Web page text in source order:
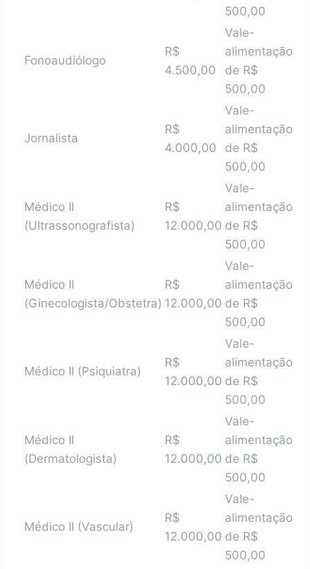
500,00
Fonoaudiólogo
R$
4.500,00
Vale-
alimentação
de R$
500,00
Jornalista
R$
4.000,00
Vale-
alimentação
de R$
500,00
Médico II
(Ultrassonografista)
R$
12.000,00
Vale-
alimentação
de R$
500,00
Médico II
(Ginecologista/Obstetra)
R$
12.000,00
Vale-
alimentação
de R$
500,00
Médico II (Psiquiatra)
R$
12.000,00
Vale-
alimentação
de R$
500,00
Médico II
(Dermatologista)
R$
12.000,00
Vale-
alimentação
de R$
500,00
Médico II (Vascular)
R$
12.000,00
Vale-
alimentação
de R$
500,00